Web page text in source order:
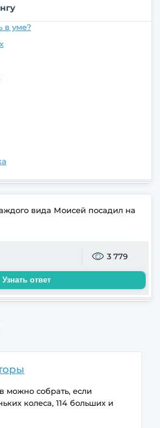
в уме?
вида Моисей посадил на
3 779
Узнать ответ
можно собрать, если
колеса, 114 больших и